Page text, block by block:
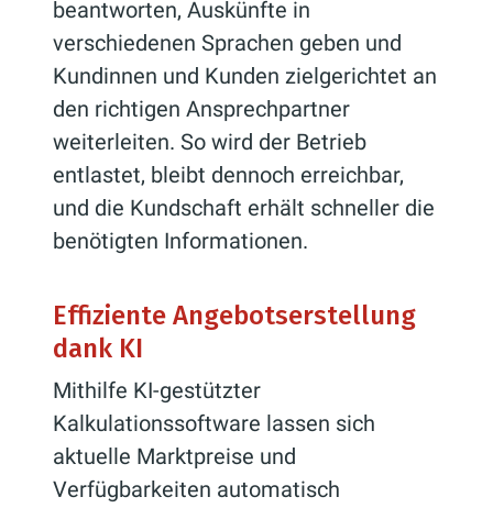
beantworten, Auskünfte in
verschiedenen Sprachen geben und
Kundinnen und Kunden zielgerichtet an
den richtigen Ansprechpartner
weiterleiten. So wird der Betrieb
entlastet, bleibt dennoch erreichbar,
und die Kundschaft erhält schneller die
benötigten Informationen.
Effiziente Angebotserstellung
dank KI
Mithilfe KI-gestützter
Kalkulationssoftware lassen sich
aktuelle Marktpreise und
Verfügbarkeiten automatisch